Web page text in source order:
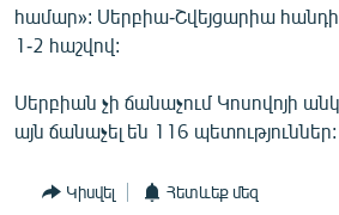
համար»: Սերբիա-Շվեյցարիա
1-2 հաշվով:
Սերբիան չի ճանաչում Կոսովոյի
այն ճանաչել են 116 պետություններ:
Կիսվել Հետևեք մեզ